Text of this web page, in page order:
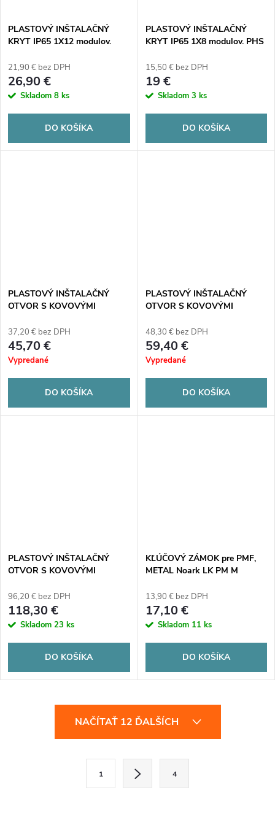
PLASTOVÝ INŠTALAČNÝ
KRYT IP65 1X12 modulov.
21,90 € bez DPH
26,90 €
Skladom 8 ks
DO KOŠÍKA
PLASTOVÝ INŠTALAČNÝ
KRYT IP65 1X8 modulov. PHS
15,50 € bez DPH
19 €
Skladom 3 ks
DO KOŠÍKA
PLASTOVÝ INŠTALAČNÝ
OTVOR S KOVOVÝMI
rady, 24 modulov Noark PMF
24 107102
37,20 € bez DPH
45,70 €
Vypredané
DO KOŠÍKA
PLASTOVÝ INŠTALAČNÝ
OTVOR S KOVOVÝMI
rady, 36 modulov Noark PMF
36 107103
48,30 € bez DPH
59,40 €
Vypredané
DO KOŠÍKA
PLASTOVÝ INŠTALAČNÝ
OTVOR S KOVOVÝMI
radov, 60 modulov Noark PMF
60 107262
96,20 € bez DPH
118,30 €
Skladom 23 ks
DO KOŠÍKA
KĽÚČOVÝ ZÁMOK pre PMF,
METAL Noark LK PM M
13,90 € bez DPH
17,10 €
Skladom 11 ks
DO KOŠÍKA
NAČÍTAŤ 12 ĎALŠÍCH
1 4